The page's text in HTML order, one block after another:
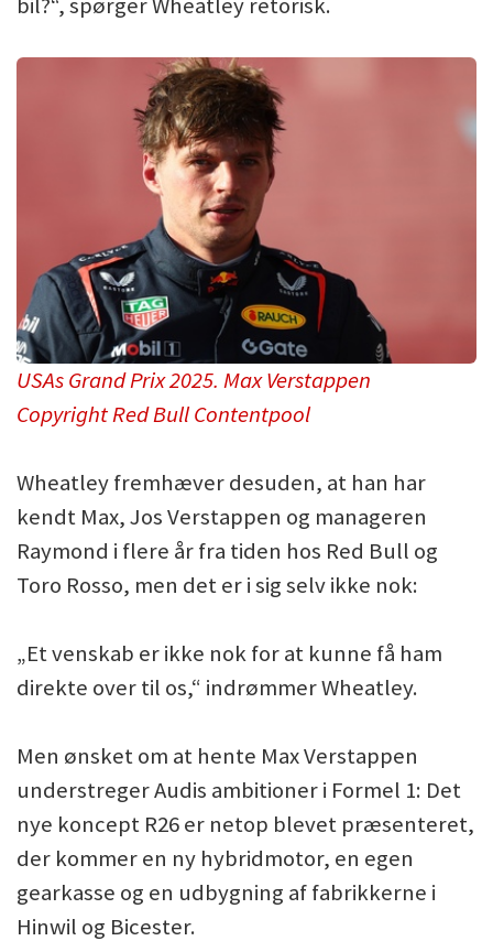
USAs Grand Prix 2025. Max Verstappen
Copyright Red Bull Contentpool
Wheatley fremhæver desuden, at han har
kendt Max, Jos Verstappen og manageren
Raymond i flere år fra tiden hos Red Bull og
Toro Rosso, men det er i sig selv ikke nok:
„Et venskab er ikke nok for at kunne få ham
direkte over til os,“ indrømmer Wheatley.
Men ønsket om at hente Max Verstappen
understreger Audis ambitioner i Formel 1: Det
nye koncept R26 er netop blevet præsenteret,
der kommer en ny hybridmotor, en egen
gearkasse og en udbygning af fabrikkerne i
Hinwil og Bicester.